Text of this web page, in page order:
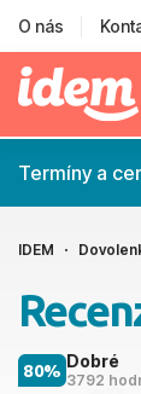
O nás
Termíny a
IDEM
Dobré
3792
80%